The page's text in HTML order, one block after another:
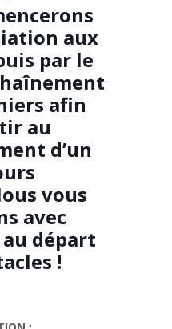
aux
par le
afin
au
d’un
vous
avec
départ
!